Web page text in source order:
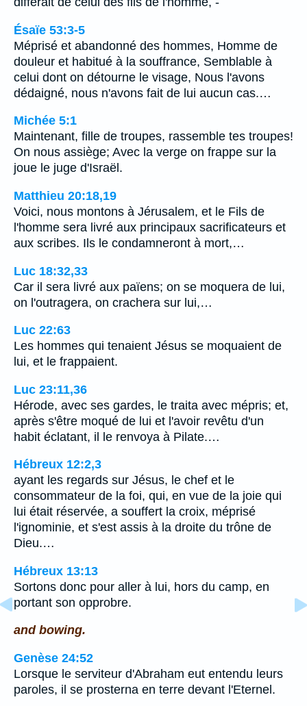
Ésaïe 53:3-5
Méprisé et abandonné des hommes, Homme de
douleur et habitué à la souffrance, Semblable à
celui dont on détourne le visage, Nous l'avons
dédaigné, nous n'avons fait de lui aucun cas.…
Michée 5:1
Maintenant, fille de troupes, rassemble tes troupes!
On nous assiège; Avec la verge on frappe sur la
joue le juge d'Israël.
Matthieu 20:18,19
Voici, nous montons à Jérusalem, et le Fils de
l'homme sera livré aux principaux sacrificateurs et
aux scribes. Ils le condamneront à mort,…
Luc 18:32,33
Car il sera livré aux païens; on se moquera de lui,
on l'outragera, on crachera sur lui,…
Luc 22:63
Les hommes qui tenaient Jésus se moquaient de
lui, et le frappaient.
Luc 23:11,36
Hérode, avec ses gardes, le traita avec mépris; et,
après s'être moqué de lui et l'avoir revêtu d'un
habit éclatant, il le renvoya à Pilate.…
Hébreux 12:2,3
ayant les regards sur Jésus, le chef et le
consommateur de la foi, qui, en vue de la joie qui
lui était réservée, a souffert la croix, méprisé
l'ignominie, et s'est assis à la droite du trône de
Dieu.…
Hébreux 13:13
Sortons donc pour aller à lui, hors du camp, en
portant son opprobre.
and bowing.
Genèse 24:52
Lorsque le serviteur d'Abraham eut entendu leurs
paroles, il se prosterna en terre devant l'Eternel.